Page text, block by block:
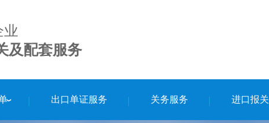
业
及配套服务
出口单证服务 关务服务 进口报关